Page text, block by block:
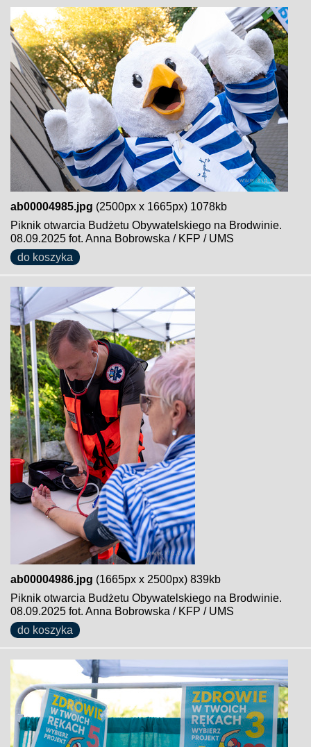
ab00004985.jpg (2500px x 1665px) 1078kb
Piknik otwarcia Budżetu Obywatelskiego na Brodwinie.
08.09.2025 fot. Anna Bobrowska / KFP / UMS
do koszyka
ab00004986.jpg (1665px x 2500px) 839kb
Piknik otwarcia Budżetu Obywatelskiego na Brodwinie.
08.09.2025 fot. Anna Bobrowska / KFP / UMS
do koszyka